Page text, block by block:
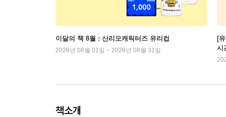
이달의 책 8월 : 산리오캐릭터즈 유리컵
2026년 08월 01일 ~ 2026년 08월 31일
[
시
책소개